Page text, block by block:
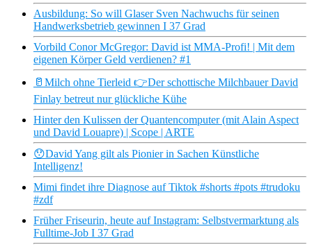
Ausbildung: So will Glaser Sven Nachwuchs für seinen
Handwerksbetrieb gewinnen I 37 Grad
Vorbild Conor McGregor: David ist MMA-Profi! | Mit dem
eigenen Körper Geld verdienen? #1
🥛Milch ohne Tierleid 👉Der schottische Milchbauer David
Finlay betreut nur glückliche Kühe
Hinter den Kulissen der Quantencomputer (mit Alain Aspect
und David Louapre) | Scope | ARTE
😯David Yang gilt als Pionier in Sachen Künstliche
Intelligenz!
Mimi findet ihre Diagnose auf Tiktok #shorts #pots #trudoku
#zdf
Früher Friseurin, heute auf Instagram: Selbstvermarktung als
Fulltime-Job I 37 Grad